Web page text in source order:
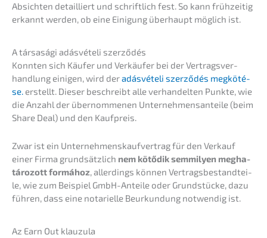
Absich­ten detail­liert und schrift­lich fest. So kann frühzei­tig
erkannt werden, ob eine Einigung überhaupt möglich ist.
A társasá­gi adásvé­te­li szerződés
Konnten sich Käufer und Verkäu­fer bei der Vertrags­ver­
hand­lung einigen, wird deradásvé­te­li szerző­dés megkö­té­
se. erstellt. Dieser beschreibt alle verhan­del­ten Punkte, wie
die Anzahl der übernom­me­nen Unter­neh­mens­an­tei­le (beim
Share Deal) und den Kaufpreis.
Zwar ist ein Unter­neh­mens­kauf­ver­trag für den Verkauf
einer Firma grund­sätz­lich nem kötődik semmi­ly­en megha­
tá­ro­zott formá­hoz, aller­dings können Vertrags­be­stand­tei­
le, wie zum Beispiel GmbH-Antei­le oder Grund­stü­cke, dazu
führen, dass eine notari­el­le Beurkun­dung notwen­dig ist.
Az Earn Out klauzula